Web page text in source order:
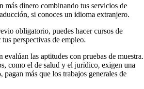
más dinero combinando tus servicios de
si conoces un idioma extranjero.
obligatorio, puedes hacer cursos de
perspectivas de empleo.
evalúan las aptitudes con pruebas de muestra.
como el de salud y el jurídico, exigen una
más que los trabajos generales de